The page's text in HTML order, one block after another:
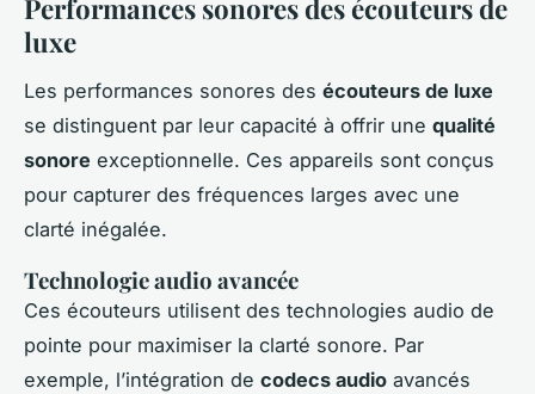
Performances sonores des écouteurs de
luxe
Les performances sonores des écouteurs de luxe
se distinguent par leur capacité à offrir une qualité
sonore exceptionnelle. Ces appareils sont conçus
pour capturer des fréquences larges avec une
clarté inégalée.
Technologie audio avancée
Ces écouteurs utilisent des technologies audio de
pointe pour maximiser la clarté sonore. Par
exemple, l’intégration de codecs audio avancés